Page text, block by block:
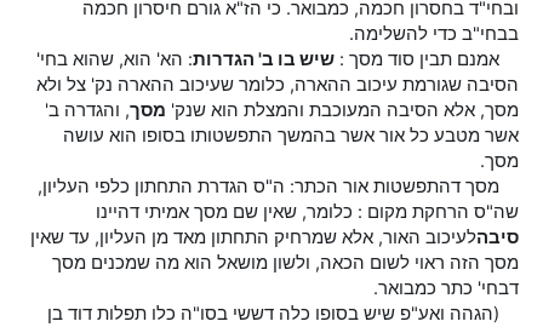
ובחי"ד בחסרון חכמה, כמבואר. כי הז"א גורם חיסרון חכמה
בבחי"ב כדי להשלימה.
אמנם תבין סוד מסך : שיש בו ב' הגדרות: הא' הוא, שהוא בחי'
הסיבה שגורמת עיכוב ההארה, כלומר שעיכוב ההארה נק' צל ולא
מסך, אלא הסיבה המעוכבת והמצלת הוא שנק' מסך, והגדרה ב'
אשר מטבע כל אור אשר בהמשך התפשטותו בסופו הוא עושה
מסך.
מסך דהתפשטות אור הכתר: ה"ס הגדרת התחתון כלפי העליון,
שה"ס הרחקת מקום : כלומר, שאין שם מסך אמיתי דהיינו
סיבהלעיכוב האור, אלא שמרחיק התחתון מאד מן העליון, עד שאין
מסך הזה ראוי לשום הכאה, ולשון מושאל הוא מה שמכנים מסך
דבחי' כתר כמבואר.
(הגהה ואע"פ שיש בסופו כלה דששי בסו"ה כלו תפלות דוד בן